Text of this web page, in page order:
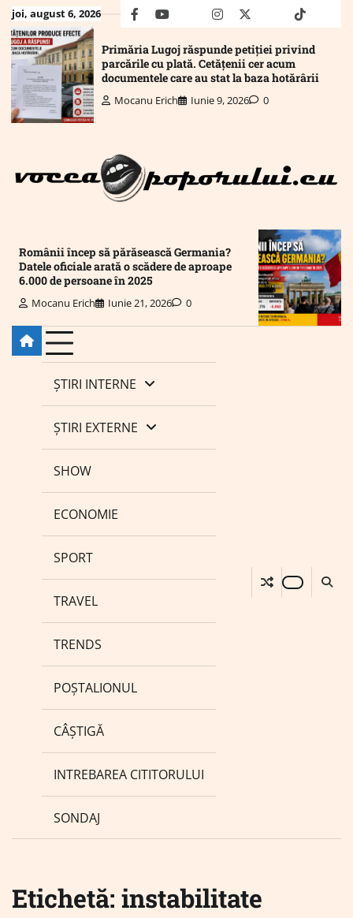
Skip
to
content
joi, august 6, 2026 facebookyoutubeMailinstagram
twitter truthtiktok
Primăria Lugoj răspunde petiției privind
parcările cu plată. Cetățenii cer acum
documentele care au stat la baza hotărârii
Mocanu Erich Iunie 9, 2026 0
Românii încep să părăsească Germania?
Datele oficiale arată o scădere de aproape
6.000 de persoane în 2025
Mocanu Erich Iunie 21, 2026 0
ȘTIRI INTERNE
ȘTIRI EXTERNE
SHOW
ECONOMIE
SPORT
TRAVEL
TRENDS
POȘTALIONUL
CÂȘTIGĂ
INTREBAREA CITITORULUI
SONDAJ
Etichetă: instabilitate